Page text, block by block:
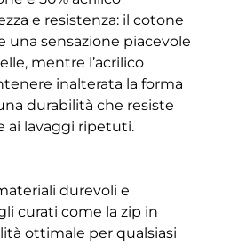
e resistenza: il cotone
una sensazione piacevole
mentre l’acrilico
inalterata la forma
durabilità che resiste
ai lavaggi ripetuti.
durevoli e
curati come la zip in
ottimale per qualsiasi